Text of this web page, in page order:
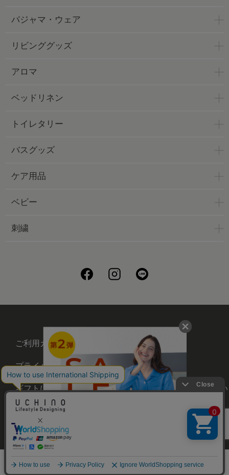
メニュー カート
パジャマ・ウェア
リビンググッズ
アロマ
ベッドリネン
トイレタリー
バスグッズ
ケア用品
ベビー
刺繍
ご利用ガイド 会社概要
プライバシーポリシー 刺繍について
ギフトについて
UCHINOメンバーズについ